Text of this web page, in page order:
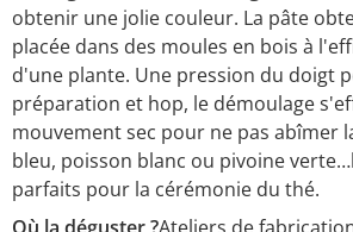
obtenir une jolie couleur. La pâte
placée dans des moules en bois à
d'une plante. Une pression du doigt
préparation et hop, le démoulage
mouvement sec pour ne pas abîmer
bleu, poisson blanc ou pivoine
parfaits pour la cérémonie du thé.